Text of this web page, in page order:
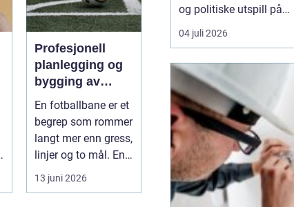
Profesjonell
planlegging og
bygging av
fotballbane
En fotballbane er et
begrep som rommer
langt mer enn gress,
linjer og to mål. En
moderne bane ...
13 juni 2026
og politiske utspill på
Stortinget. Nyhetsbildet
formes i spennet mellom
økonomiske interesser,
teknologiske skift og
sosiale kamper. Den
som ønsker ...
04 juli 2026